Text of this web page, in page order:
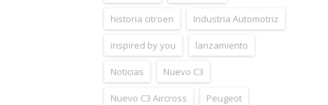
historia citroen Industria Automotriz
inspired by you lanzamiento
Noticias Nuevo C3
Nuevo C3 Aircross Peugeot